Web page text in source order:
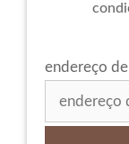
endereço de